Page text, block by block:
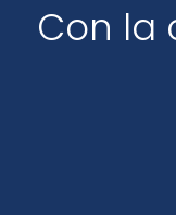
Con la